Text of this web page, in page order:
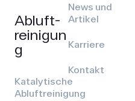
Abluft­
reinigun
g
Katalytische
Abluftreinigung
News und
Artikel
Karriere
Kontakt